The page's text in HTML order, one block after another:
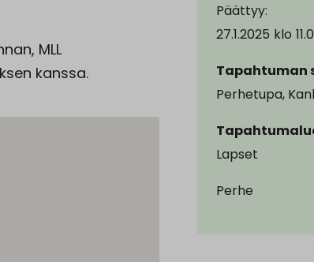
MLL
kanssa.
Päättyy:
27.1.2025 klo
Tapahtuman
Perhetupa,
Lapset
Perhe